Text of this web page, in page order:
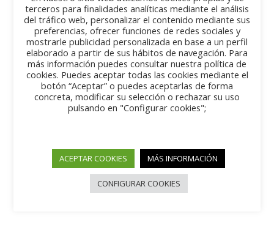
El día 20 de Septiembre nos juntaremos en la
Calle Martín Azpilicueta de Pamplona como
todos los años a colaborar con la
asociación de comerciantes, aparcaremos
nuestros vehículos para disfrute de la gente
y nos darán un pintxo pote, pasaremos
buena mañana y saludaremos a nuestra
terceros para finalidades analíticas mediante el análisis
del tráfico web, personalizar el contenido mediante sus
preferencias, ofrecer funciones de redes sociales y
mostrarle publicidad personalizada en base a un perfil
elaborado a partir de sus hábitos de navegación. Para
más información puedes consultar nuestra política de
cookies. Puedes aceptar todas las cookies mediante el
botón “Aceptar” o puedes aceptarlas de forma
concreta, modificar su selección o rechazar su uso
pulsando en "Configurar cookies";
ACEPTAR COOKIES MÁS INFORMACIÓN
CONFIGURAR COOKIES